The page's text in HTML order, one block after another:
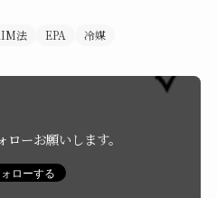
法 EPA 冷媒
ローお願いします。